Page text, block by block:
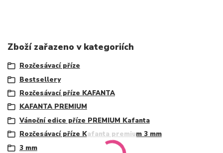
Zboží zařazeno v kategoriích
Rozčesávací příze
Bestsellery
Rozčesávací příze KAFANTA
KAFANTA PREMIUM
Vánoční edice příze PREMIUM Kafanta
Rozčesávací příze Kafanta premium 3 mm
3 mm